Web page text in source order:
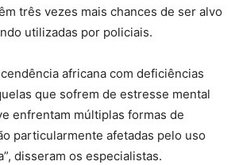
três vezes mais chances de ser alvo
utilizadas por policiais.
africana com deficiências
que sofrem de estresse mental
enfrentam múltiplas formas de
particularmente afetadas pelo uso
disseram os especialistas.